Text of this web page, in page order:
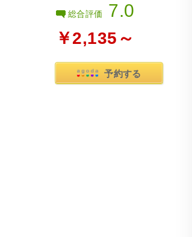
総合評価 7.0
￥2,135～
予約する